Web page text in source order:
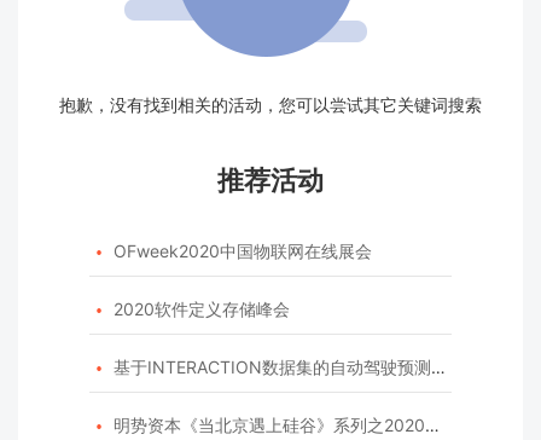
抱歉，没有找到相关的活动，您可以尝试其它关键词搜索
推荐活动
 OFweek2020中国物联网在线展会
 2020软件定义存储峰会
 基于INTERACTION数据集的自动驾驶预测模型挑战赛
 明势资本《当北京遇上硅谷》系列之2020年度开源峰会